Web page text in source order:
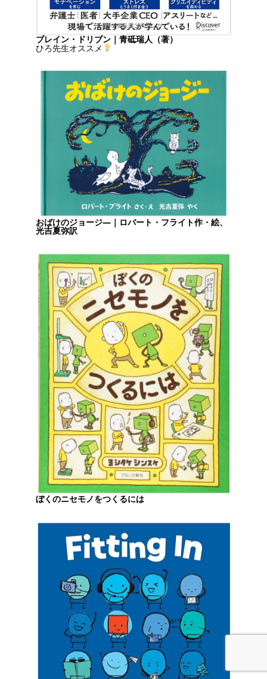
ブレイン・ドリブン｜青砥瑞人（著）
ひろ先生オススメ
おばけのジョージ―｜ロバート・フライト作・絵、
光吉夏弥訳
ぼくのニセモノをつくるには